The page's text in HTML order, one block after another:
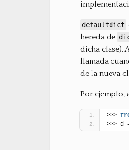
defaultdict
hereda de
dicha clase).
llamada
de la nueva
Por ejemplo,
>>>
>>> d